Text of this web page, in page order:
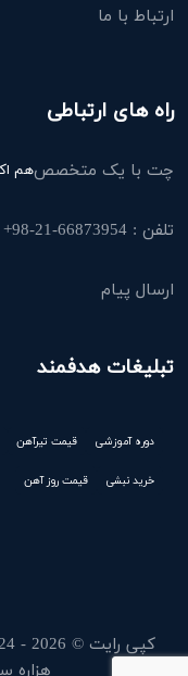
ارتباط با ما
راه های ارتباطی
چت با یک متخصصهم
تلفن : 66873954-21-98+
ارسال پیام
تبلیغات هدفمند
دوره آموزشی قیمت تیرآهن
خرید نبشی قیمت روز آهن
هزاره